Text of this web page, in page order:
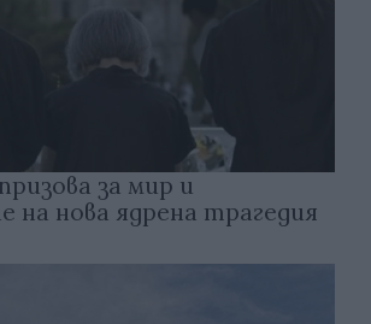
за мир и
на нова ядрена трагедия